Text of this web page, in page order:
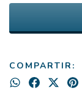
COMPARTIR: